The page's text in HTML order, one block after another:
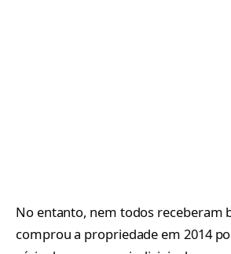
No entanto, nem todos receberam
comprou a propriedade em 2014